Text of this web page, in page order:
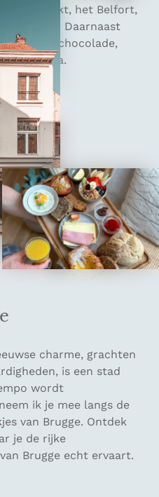
de Markt, het Belfort,
Begijnhof. Daarnaast
Belgische chocolade,
en musea.
charme, grachten
is een stad
wordt
ik je mee langs de
van Brugge. Ontdek
je de rijke
Brugge echt ervaart.